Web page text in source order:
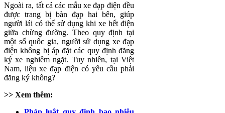
Ngoài ra, tất cả các mẫu xe đạp điện đều
được trang bị bàn đạp hai bên, giúp
người lái có thể sử dụng khi xe hết điện
giữa chừng đường. Theo quy định tại
một số quốc gia, người sử dụng xe đạp
điện không bị áp đặt các quy định đăng
ký xe nghiêm ngặt. Tuy nhiên, tại Việt
Nam, liệu xe đạp điện có yêu cầu phải
đăng ký không?
>> Xem thêm: